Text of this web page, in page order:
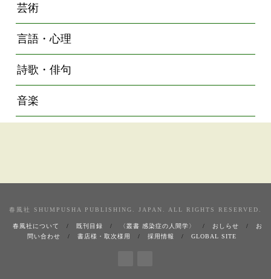
芸術
言語・心理
詩歌・俳句
音楽
春風社 SHUMPUSHA PUBLISHING. JAPAN. ALL RIGHTS RESERVED.
春風社について 既刊目録 〈叢書 感染症の人間学〉 おしらせ
お
問い合わせ
書店様・取次様用 採用情報 GLOBAL SITE